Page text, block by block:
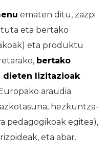
ematen ditu, zazpi
eta bertako
eta produktu
bertako
dieten lizitazioak
araudia
hezkuntza-
pedagogikoak egitea),
eta abar.